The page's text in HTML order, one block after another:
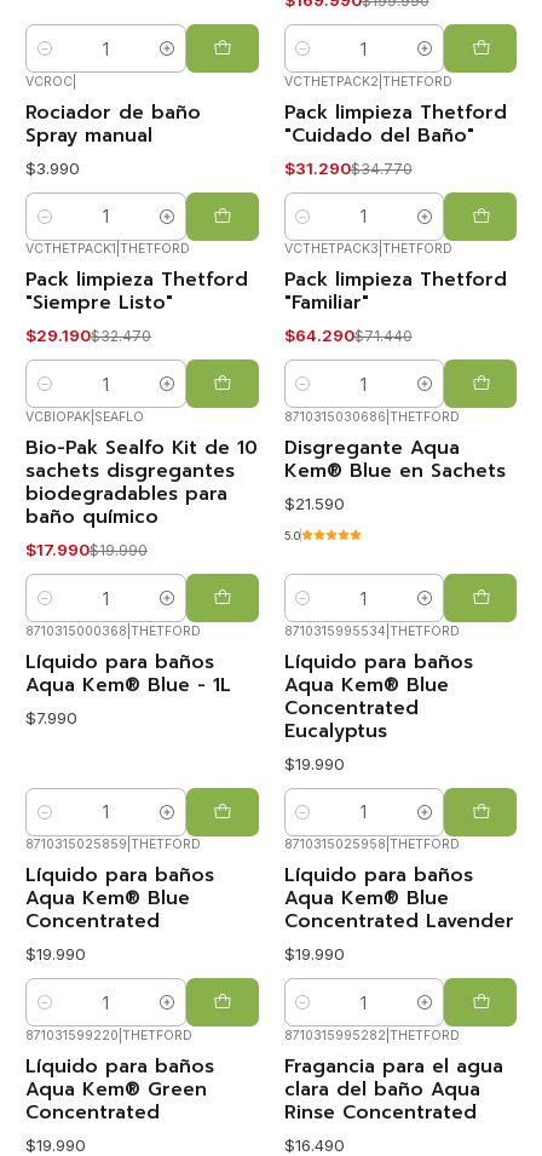
Cantidad Cantidad
VCROC
Rociador de baño
Spray manual
$3.990
Cantidad
-10%
OFF
VCTHETPACK2 THETFORD
Pack limpieza Thetford
"Cuidado del Baño"
$31.290$34.770
Cantidad
-10%
OFF
VCTHETPACK1 THETFORD
Pack limpieza Thetford
"Siempre Listo"
$29.190$32.470
Cantidad
-10%
OFF
VCTHETPACK3 THETFORD
Pack limpieza Thetford
"Familiar"
$64.290$71.440
Cantidad
-10%
OFF
VCBIOPAK SEAFLO
Bio-Pak Sealfo Kit de 10
sachets disgregantes
biodegradables para
baño químico
$17.990$19.990
Cantidad
8710315030686 THETFORD
Disgregante Aqua
Kem® Blue en Sachets
$21.590
5.0
Cantidad
8710315000368 THETFORD
Líquido para baños
Aqua Kem® Blue - 1L
$7.990
Cantidad
8710315995534 THETFORD
Líquido para baños
Aqua Kem® Blue
Concentrated
Eucalyptus
$19.990
Cantidad
8710315025859 THETFORD
Líquido para baños
Aqua Kem® Blue
Concentrated
$19.990
Cantidad
8710315025958 THETFORD
Líquido para baños
Aqua Kem® Blue
Concentrated Lavender
$19.990
Cantidad
871031599220 THETFORD
Líquido para baños
Aqua Kem® Green
Concentrated
$19.990
8710315995282 THETFORD
Fragancia para el agua
clara del baño Aqua
Rinse Concentrated
$16.490